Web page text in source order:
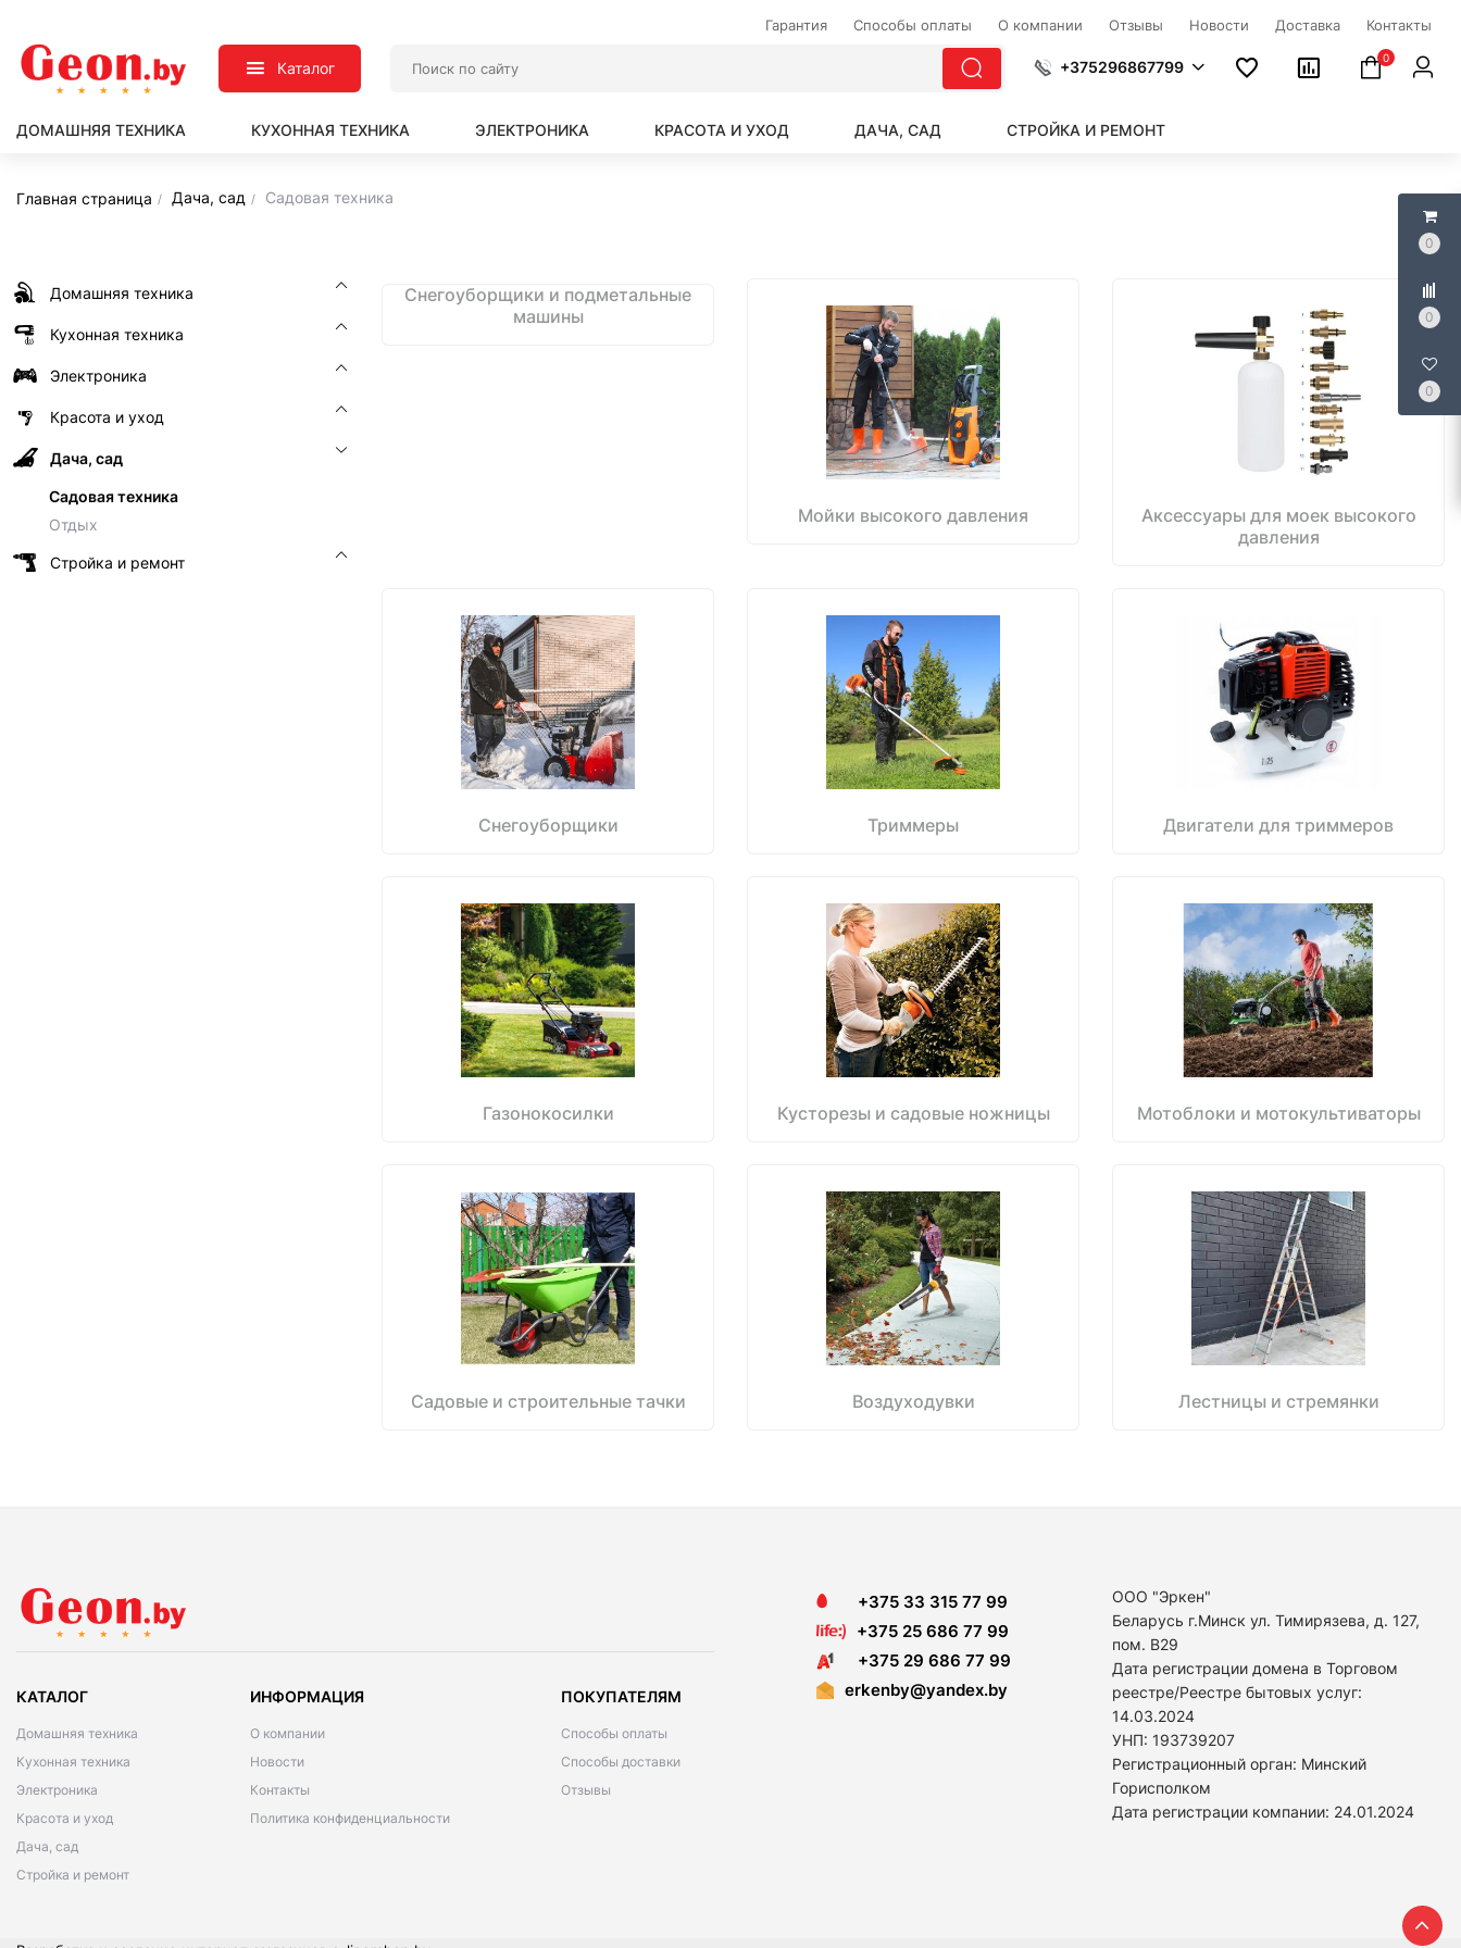
0
0
0
Гарантия Способы оплаты О компании Отзывы Новости Доставка Контакты
Каталог +375296867799
0
ДОМАШНЯЯ ТЕХНИКА КУХОННАЯ ТЕХНИКА ЭЛЕКТРОНИКА КРАСОТА И УХОД ДАЧА, САД СТРОЙКА И РЕМОНТ
Главная страница Дача, сад Садовая техника
Домашняя техника
Кухонная техника
Электроника
Красота и уход
Дача, сад
Садовая техника
Отдых
Стройка и ремонт
Снегоуборщики и подметальные
машины
Мойки высокого давления
Аксессуары для моек высокого
давления
Снегоуборщики Триммеры Двигатели для триммеров
Газонокосилки Кусторезы и садовые ножницы Мотоблоки и мотокультиваторы
Садовые и строительные тачки Воздуходувки Лестницы и стремянки
КАТАЛОГ
Домашняя техника
Кухонная техника
Электроника
Красота и уход
Дача, сад
Стройка и ремонт
ИНФОРМАЦИЯ
О компании
Новости
Контакты
Политика конфиденциальности
ПОКУПАТЕЛЯМ
Способы оплаты
Способы доставки
Отзывы
+375 33 315 77 99
+375 25 686 77 99
+375 29 686 77 99
erkenby@yandex.by
ООО "Эркен"
Беларусь г.Минск ул. Тимирязева, д. 127,
пом. В29
Дата регистрации домена в Торговом
реестре/Реестре бытовых услуг:
14.03.2024
УНП: 193739207
Регистрационный орган: Минский
Горисполком
Дата регистрации компании: 24.01.2024